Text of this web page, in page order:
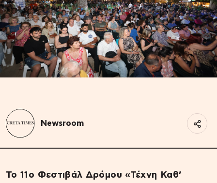
Newsroom
Το 11ο Φεστιβάλ Δρόμου «Τέχνη Καθ’